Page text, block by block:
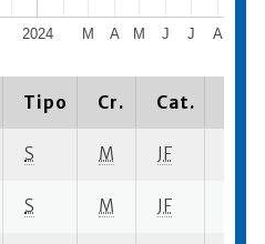
2024 M A M J J A
Tipo Cr. Cat.
S M JF
S M JF